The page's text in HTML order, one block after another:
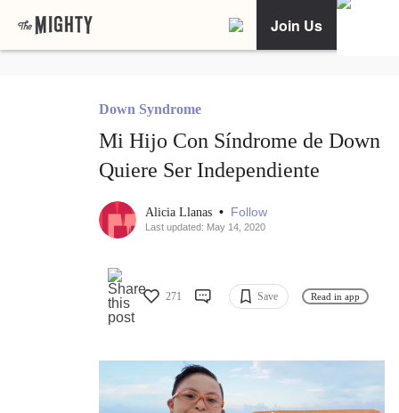
Join Us
Down Syndrome
Mi Hijo Con Síndrome de Down
Quiere Ser Independiente
Alicia Llanas • Follow
Last updated: May 14, 2020
271 Save Read in app